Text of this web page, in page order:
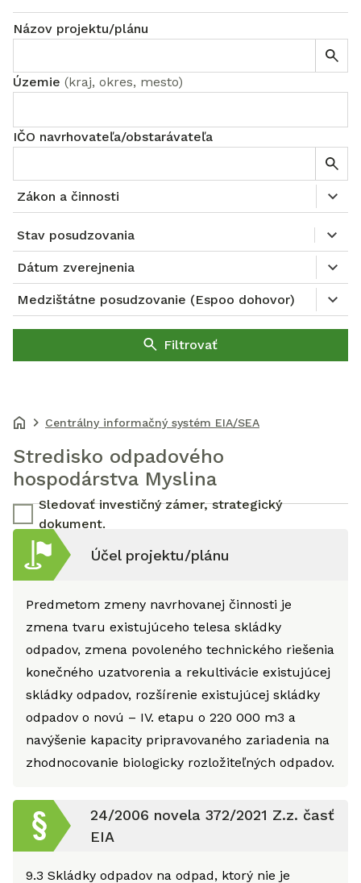
Názov projektu/plánu
Územie (kraj, okres, mesto)
IČO navrhovateľa/obstarávateľa
Zákon a činnosti
Stav posudzovania
Dátum zverejnenia
Medzištátne posudzovanie (Espoo dohovor)
Filtrovať
Centrálny informačný systém EIA/SEA
Stredisko odpadového
hospodárstva Myslina
Sledovať investičný zámer, strategický
dokument.
Účel projektu/plánu
Predmetom zmeny navrhovanej činnosti je
zmena tvaru existujúceho telesa skládky
odpadov, zmena povoleného technického riešenia
konečného uzatvorenia a rekultivácie existujúcej
skládky odpadov, rozšírenie existujúcej skládky
odpadov o novú – IV. etapu o 220 000 m3 a
navýšenie kapacity pripravovaného zariadenia na
zhodnocovanie biologicky rozložiteľných odpadov.
24/2006 novela 372/2021 Z.z. časť
EIA
9.3 Skládky odpadov na odpad, ktorý nie je